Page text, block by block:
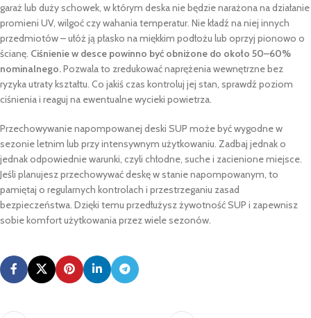
garaż lub duży schowek, w którym deska nie będzie narażona na działanie
promieni UV, wilgoć czy wahania temperatur. Nie kładź na niej innych
przedmiotów – ułóż ją płasko na miękkim podłożu lub oprzyj pionowo o
ścianę. Ciśnienie w desce powinno być obniżone do około 50–60%
nominalnego.Pozwala to zredukować naprężenia wewnętrzne bez
ryzyka utraty kształtu. Co jakiś czas kontroluj jej stan, sprawdź poziom
ciśnienia i reaguj na ewentualne wycieki powietrza.
Przechowywanie napompowanej deski SUP może być wygodne w
sezonie letnim lub przy intensywnym użytkowaniu. Zadbaj jednak o
jednak odpowiednie warunki, czyli chłodne, suche i zacienione miejsce.
Jeśli planujesz przechowywać deskę w stanie napompowanym, to
pamiętaj o regularnych kontrolach i przestrzeganiu zasad
bezpieczeństwa. Dzięki temu przedłużysz żywotność SUP i zapewnisz
sobie komfort użytkowania przez wiele sezonów.